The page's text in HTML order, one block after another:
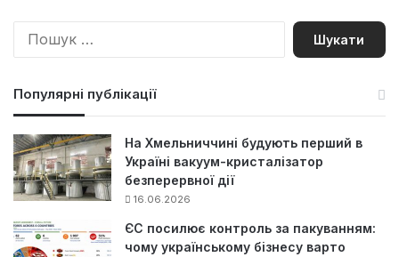
П
Популярні публікації
На Хмельниччині будують перший в
Україні вакуум-кристалізатор
безперервної дії
16.06.2026
ЄС посилює контроль за пакуванням:
чому українському бізнесу варто